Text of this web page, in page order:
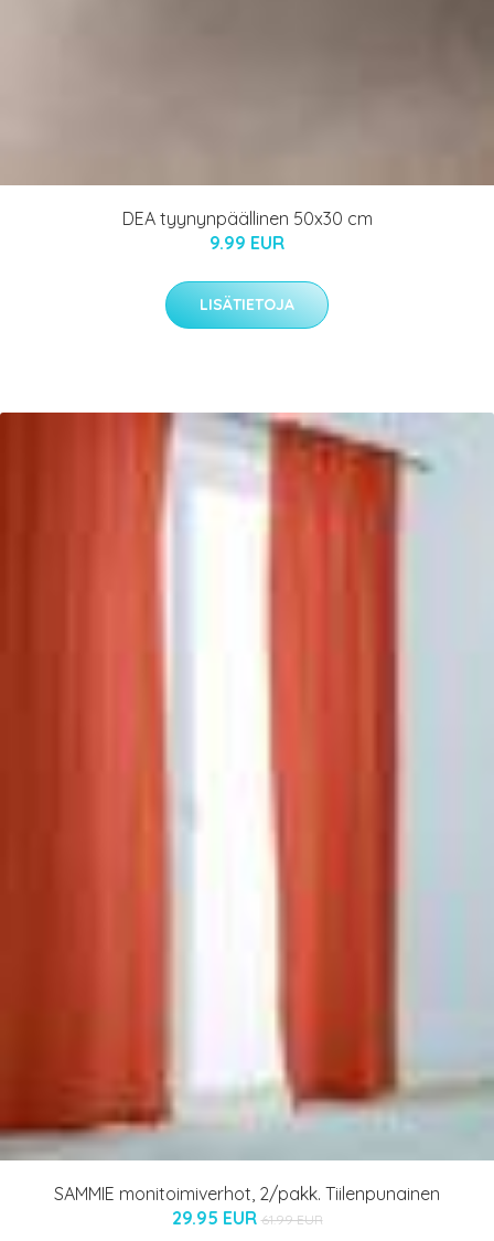
DEA tyynynpäällinen 50x30 cm
9.99 EUR
LISÄTIETOJA
SAMMIE monitoimiverhot, 2/pakk. Tiilenpunainen
29.95 EUR 61.99 EUR